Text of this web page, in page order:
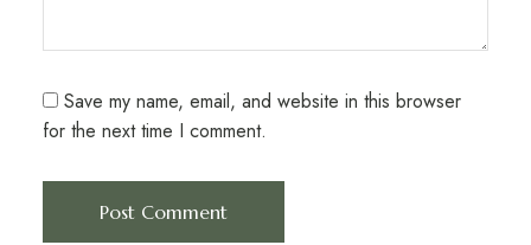
Save my name, email, and website in this browser
for the next time I comment.